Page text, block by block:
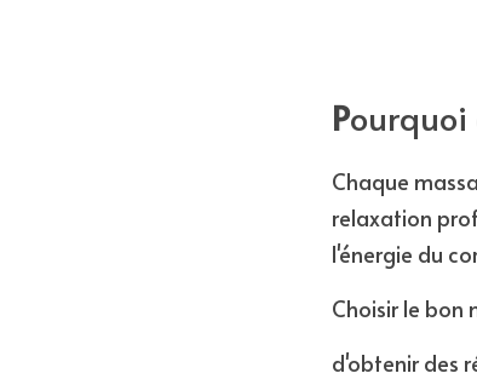
Pourquoi
Chaque
relaxation
l'énergie du
Choisir le bon
d'obtenir des